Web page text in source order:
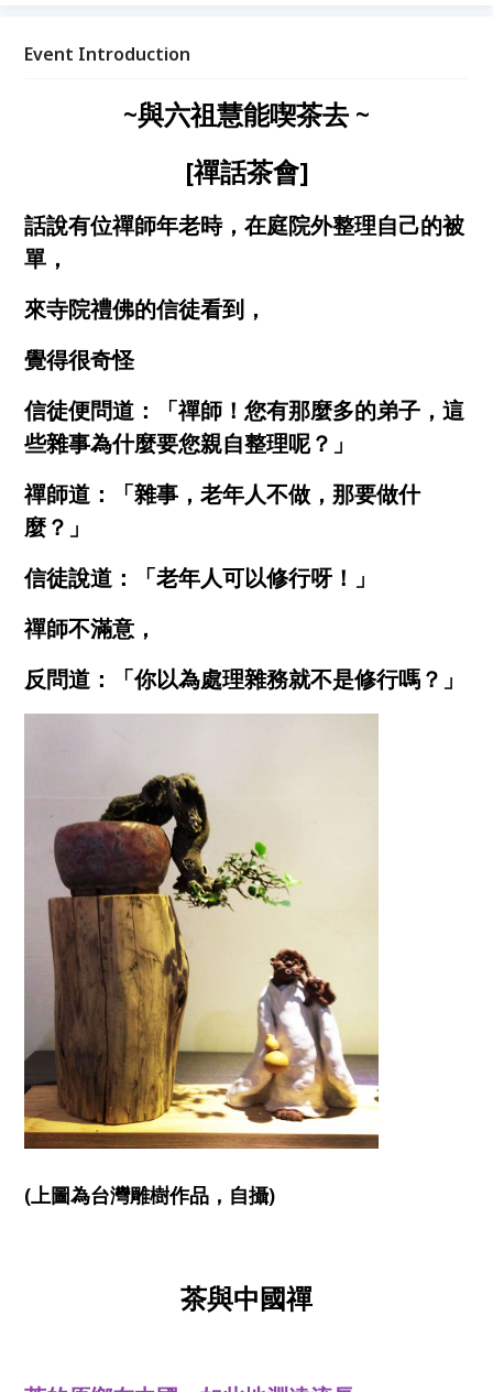
Event Introduction
~與六祖慧能喫茶去 ~
[禪話茶會]
話說有位禪師年老時，在庭院外整理自己的被
單，
來寺院禮佛的信徒看到，
覺得很奇怪
信徒便問道：「禪師！您有那麼多的弟子，這
些雜事為什麼要您親自整理呢？」
禪師道：「雜事，老年人不做，那要做什
麼？」
信徒說道：「老年人可以修行呀！」
禪師不滿意，
反問道：「你以為處理雜務就不是修行嗎？」
(上圖為台灣雕樹作品，自攝)
茶與中國禪